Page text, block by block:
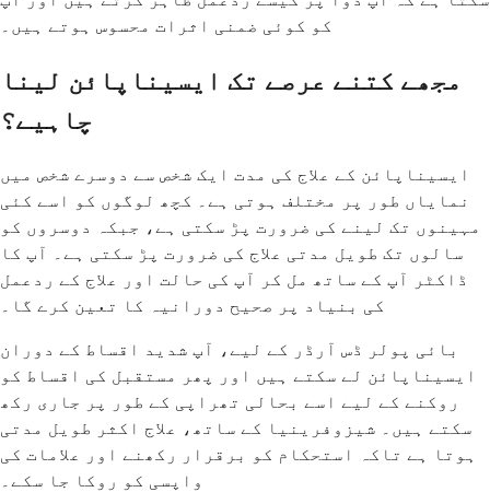
کو کوئی ضمنی اثرات محسوس ہوتے ہیں۔
مجھے کتنے عرصے تک ایسیناپائن لینا
چاہیے؟
ایسیناپائن کے علاج کی مدت ایک شخص سے دوسرے شخص میں
نمایاں طور پر مختلف ہوتی ہے۔ کچھ لوگوں کو اسے کئی
مہینوں تک لینے کی ضرورت پڑ سکتی ہے، جبکہ دوسروں کو
سالوں تک طویل مدتی علاج کی ضرورت پڑ سکتی ہے۔ آپ کا
ڈاکٹر آپ کے ساتھ مل کر آپ کی حالت اور علاج کے ردعمل
کی بنیاد پر صحیح دورانیہ کا تعین کرے گا۔
بائی پولر ڈس آرڈر کے لیے، آپ شدید اقساط کے دوران
ایسیناپائن لے سکتے ہیں اور پھر مستقبل کی اقساط کو
روکنے کے لیے اسے بحالی تھراپی کے طور پر جاری رکھ
سکتے ہیں۔ شیزوفرینیا کے ساتھ، علاج اکثر طویل مدتی
ہوتا ہے تاکہ استحکام کو برقرار رکھنے اور علامات کی
واپسی کو روکا جا سکے۔